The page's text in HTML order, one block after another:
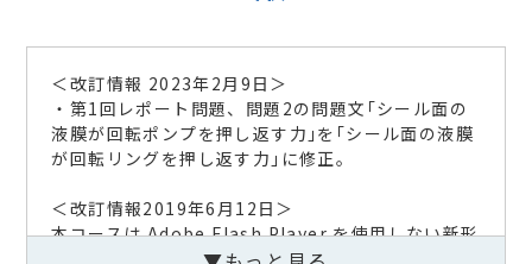
＜改訂情報 2023年2月9日＞
・第1回レポート問題、問題2の問題文｢シール面の
液膜が回転ポンプを押し返す力｣を｢シール面の液膜
が回転リングを押し返す力｣に修正。
＜改訂情報2019年6月12日＞
本コースは Adobe Flash Player を使用しない新形
式の教材に切り替わりました。